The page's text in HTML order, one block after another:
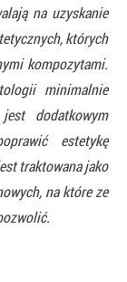
na uzyskanie
których
kompozytami.
minimalnie
dodatkowym
estetykę
traktowana jako
na które ze